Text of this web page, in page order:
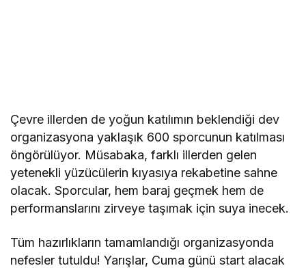
Çevre illerden de yoğun katılımın beklendiği dev
organizasyona yaklaşık 600 sporcunun katılması
öngörülüyor. Müsabaka, farklı illerden gelen
yetenekli yüzücülerin kıyasıya rekabetine sahne
olacak. Sporcular, hem baraj geçmek hem de
performanslarını zirveye taşımak için suya inecek.
Tüm hazırlıkların tamamlandığı organizasyonda
nefesler tutuldu! Yarışlar, Cuma günü start alacak